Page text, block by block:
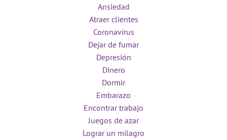
Ansiedad
Atraer clientes
Coronavirus
Dejar de fumar
Depresión
Dinero
Dormir
Embarazo
Encontrar trabajo
Juegos de azar
Lograr un milagro